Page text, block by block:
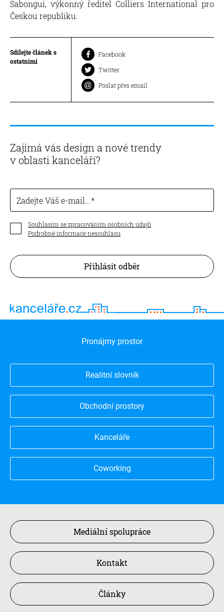
Sabongui, výkonný ředitel Colliers International pro
Českou republiku.
Sdílejte článek s
ostatními
Facebook
Twitter
Poslat přes email
Zajímá vás design a nové trendy
v oblasti kanceláří?
Zadejte Váš e-mail...
Souhlasím se zpracováním osobních údajů
Podrobné informace nesouhlasu
Přihlásit odběr
Pronájmy prostor
Realitní slovník
Obchodní prostory
Kanceláře
Coworking
Mediální spolupráce
Kontakt
Články